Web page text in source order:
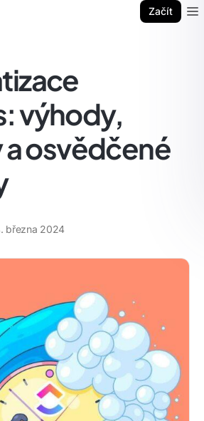
Začít
výhody,
osvědčené
března 2024